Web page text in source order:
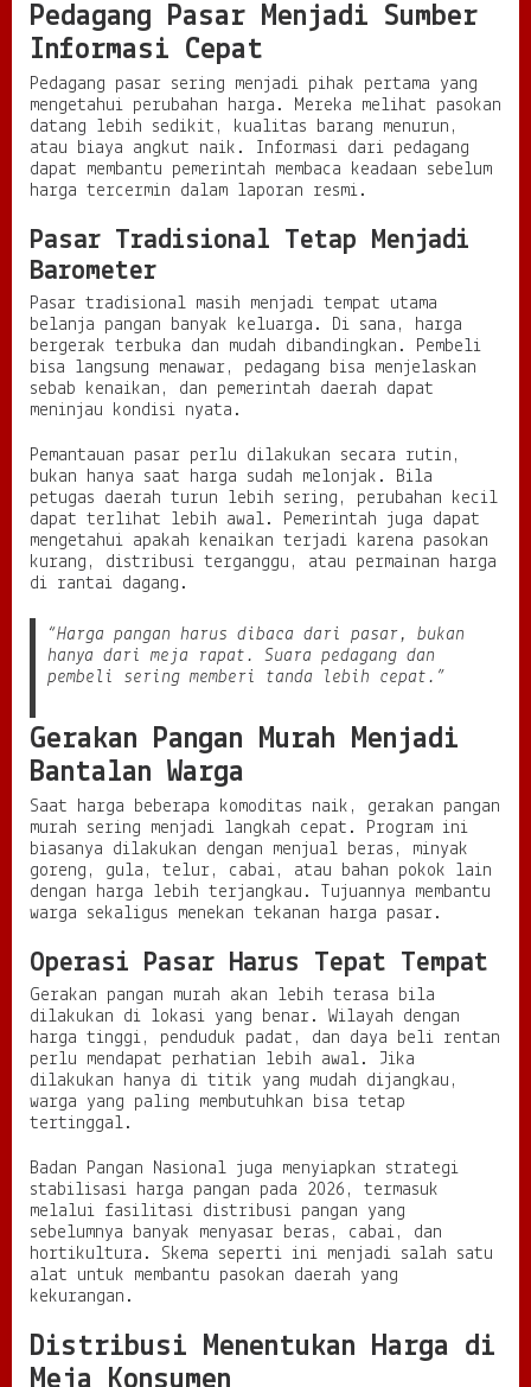
Pedagang Pasar Menjadi Sumber
Informasi Cepat
Pedagang pasar sering menjadi pihak pertama yang
mengetahui perubahan harga. Mereka melihat pasokan
datang lebih sedikit, kualitas barang menurun,
atau biaya angkut naik. Informasi dari pedagang
dapat membantu pemerintah membaca keadaan sebelum
harga tercermin dalam laporan resmi.
Pasar Tradisional Tetap Menjadi
Barometer
Pasar tradisional masih menjadi tempat utama
belanja pangan banyak keluarga. Di sana, harga
bergerak terbuka dan mudah dibandingkan. Pembeli
bisa langsung menawar, pedagang bisa menjelaskan
sebab kenaikan, dan pemerintah daerah dapat
meninjau kondisi nyata.
Pemantauan pasar perlu dilakukan secara rutin,
bukan hanya saat harga sudah melonjak. Bila
petugas daerah turun lebih sering, perubahan kecil
dapat terlihat lebih awal. Pemerintah juga dapat
mengetahui apakah kenaikan terjadi karena pasokan
kurang, distribusi terganggu, atau permainan harga
di rantai dagang.
“Harga pangan harus dibaca dari pasar, bukan
hanya dari meja rapat. Suara pedagang dan
pembeli sering memberi tanda lebih cepat.”
Gerakan Pangan Murah Menjadi
Bantalan Warga
Saat harga beberapa komoditas naik, gerakan pangan
murah sering menjadi langkah cepat. Program ini
biasanya dilakukan dengan menjual beras, minyak
goreng, gula, telur, cabai, atau bahan pokok lain
dengan harga lebih terjangkau. Tujuannya membantu
warga sekaligus menekan tekanan harga pasar.
Operasi Pasar Harus Tepat Tempat
Gerakan pangan murah akan lebih terasa bila
dilakukan di lokasi yang benar. Wilayah dengan
harga tinggi, penduduk padat, dan daya beli rentan
perlu mendapat perhatian lebih awal. Jika
dilakukan hanya di titik yang mudah dijangkau,
warga yang paling membutuhkan bisa tetap
tertinggal.
Badan Pangan Nasional juga menyiapkan strategi
stabilisasi harga pangan pada 2026, termasuk
melalui fasilitasi distribusi pangan yang
sebelumnya banyak menyasar beras, cabai, dan
hortikultura. Skema seperti ini menjadi salah satu
alat untuk membantu pasokan daerah yang
kekurangan.
Distribusi Menentukan Harga di
Meja Konsumen